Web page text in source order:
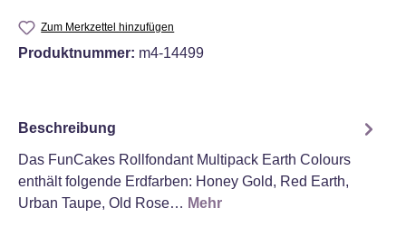
Zum Merkzettel hinzufügen
Produktnummer: m4-14499
Beschreibung
Das FunCakes Rollfondant Multipack Earth Colours
enthält folgende Erdfarben: Honey Gold, Red Earth,
Urban Taupe, Old Rose… Mehr